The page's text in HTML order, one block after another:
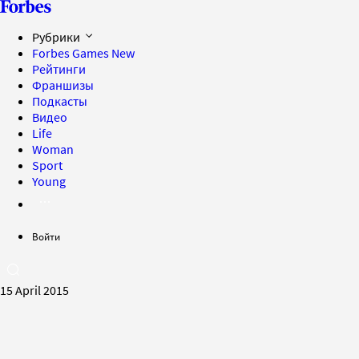
Рубрики
Forbes Games New
Рейтинги
Франшизы
Подкасты
Видео
Life
Woman
Sport
Young
Войти
15 April 2015